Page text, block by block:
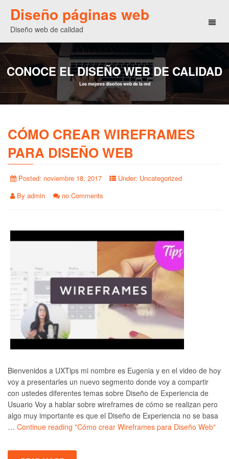
Diseño páginas web
Diseño web de calidad
CONOCE EL DISEÑO WEB DE CALIDAD
Los mejores diseños web de la red
CÓMO CREAR WIREFRAMES
PARA DISEÑO WEB
Posted: noviembre 18, 2017 Under: Uncategorized
By admin no Comments
Bienvenidos a UXTips mi nombre es Eugenia y en el video de hoy
voy a presentarles un nuevo segmento donde voy a compartir
con ustedes diferentes temas sobre Diseño de Experiencia de
Usuario Voy a hablar sobre wireframes de cómo se realizan pero
algo muy importante es que el Diseño de Experiencia no se basa
… Continue reading "Cómo crear Wireframes para Diseño Web"